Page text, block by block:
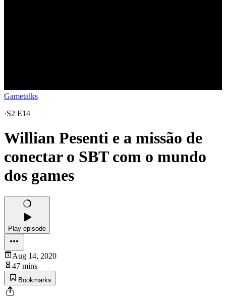
Gametalks
·S2 E14
Willian Pesenti e a missão de
conectar o SBT com o mundo
dos games
Play episode
Aug 14, 2020
47 mins
Bookmarks